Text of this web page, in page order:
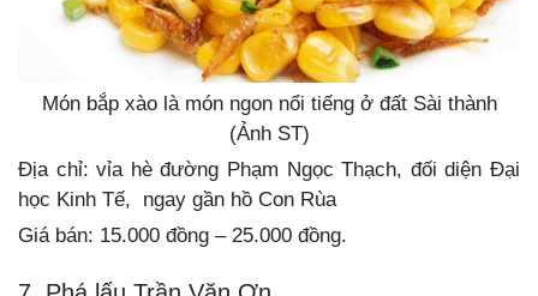
Món bắp xào là món ngon nổi tiếng ở đất Sài thành
(Ảnh ST)
Địa chỉ: vỉa hè đường Phạm Ngọc Thạch, đối diện Đại
học Kinh Tế, ngay gần hồ Con Rùa
Giá bán: 15.000 đồng – 25.000 đồng.